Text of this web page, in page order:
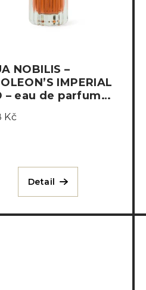
NOBILIS –
IMPERIAL
– eau de parfum
Kč
Detail